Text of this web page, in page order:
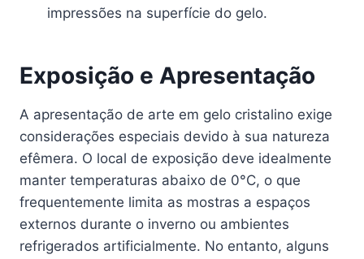
impressões na superfície do gelo.
Exposição e Apresentação
A apresentação de arte em gelo cristalino exige
considerações especiais devido à sua natureza
efêmera. O local de exposição deve idealmente
manter temperaturas abaixo de 0°C, o que
frequentemente limita as mostras a espaços
externos durante o inverno ou ambientes
refrigerados artificialmente. No entanto, alguns